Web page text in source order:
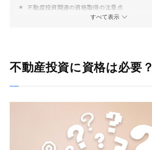
不動産投資関連の資格取得の注意点
資格なしでも不動産投資を始めるポイント
すべて表示
不動産投資に資格は必要？